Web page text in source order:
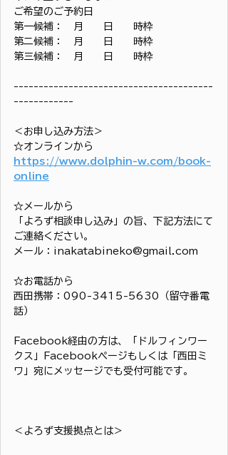
ご希望のご予約日
第一候補：　月　　日　　時枠
第二候補：　月　　日　　時枠
第三候補：　月　　日　　時枠
----------------------------------------
------------
＜お申し込み方法＞
☆オンラインから
https://www.dolphin-w.com/book-
online
☆メールから
「よろず相談申し込み」の旨、下記方法にて
ご連絡ください。
メール：inakatabineko@gmail.com
☆お電話から
西田携帯：090-3415-5630（留守番電
話）
Facebook経由の方は、「ドルフィンワー
クス」Facebookページもしくは「西田ミ
ワ」宛にメッセージでも受付可能です。
＜よろず支援拠点とは＞